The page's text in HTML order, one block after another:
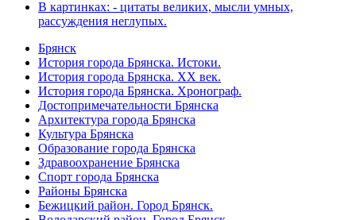
В картинках: - цитаты великих, мысли умных,
рассуждения неглупых.
Брянск
История города Брянска. Истоки.
История города Брянска. XX век.
История города Брянска. Хронограф.
Достопримечательности Брянска
Архитектура города Брянска
Культура Брянска
Образование города Брянска
Здравоохранение Брянска
Спорт города Брянска
Районы Брянска
Бежицкий район. Город Брянск.